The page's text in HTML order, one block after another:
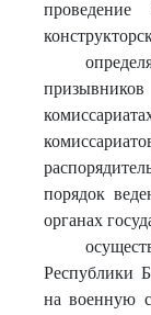
проведение
порядок
органах
Республики
на военную